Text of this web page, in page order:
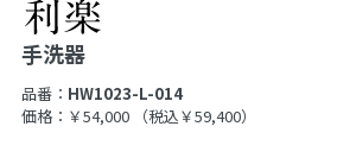
手洗器
品番： HW1023-L-014
価格：￥54,000
（税込￥59,400）